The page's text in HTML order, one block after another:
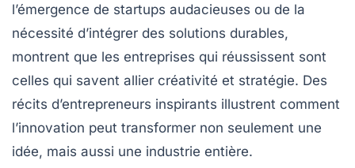
l’émergence de startups audacieuses ou de la
nécessité d’intégrer des solutions durables,
montrent que les entreprises qui réussissent sont
celles qui savent allier créativité et stratégie. Des
récits d’entrepreneurs inspirants illustrent comment
l’innovation peut transformer non seulement une
idée, mais aussi une industrie entière.